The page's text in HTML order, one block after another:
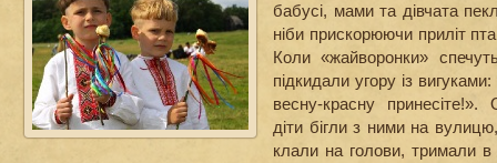
бабусі, мами та дівчата
ніби прискорюючи приліт
Коли «жайворонки»
підкидали угору із
весну-красну
діти бігли з ними на
клали на голови, тримали